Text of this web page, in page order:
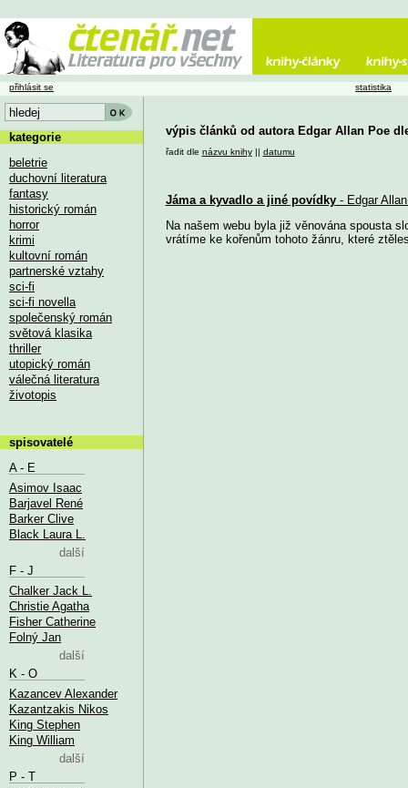
výpis článků od autora Edgar Allan Poe
řadit dle názvu knihy|| datumu
Jáma a kyvadlo a jiné povídky- Edgar
Na našem webu byla již věnována spousta
vrátíme ke kořenům tohoto žánru, které
přihlásit se statistika
kategorie
beletrie
duchovní literatura
fantasy
historický román
horror
krimi
kultovní román
partnerské vztahy
sci-fi
sci-fi novella
společenský román
světová klasika
thriller
utopický román
válečná literatura
životopis
spisovatelé
A - E
Asimov Isaac
Barjavel René
Barker Clive
Black Laura L.
další
F - J
Chalker Jack L.
Christie Agatha
Fisher Catherine
Folný Jan
další
K - O
Kazancev Alexander
Kazantzakis Nikos
King Stephen
King William
další
P - T